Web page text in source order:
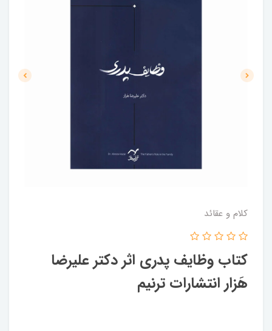
کلام و عقائد
کتاب وظایف پدری اثر دکتر علیرضا
هَزار انتشارات ترنیم